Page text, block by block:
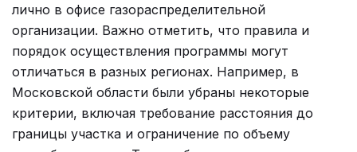
лично в офисе газораспределительной
организации. Важно отметить, что правила и
порядок осуществления программы могут
отличаться в разных регионах. Например, в
Московской области были убраны некоторые
критерии, включая требование расстояния до
границы участка и ограничение по объему